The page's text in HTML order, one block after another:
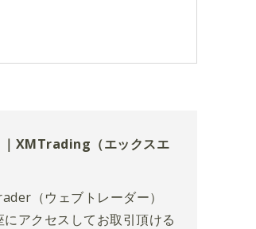
XMTrading（エックスエ
（ウェブトレーダー）
アクセスしてお取引頂ける